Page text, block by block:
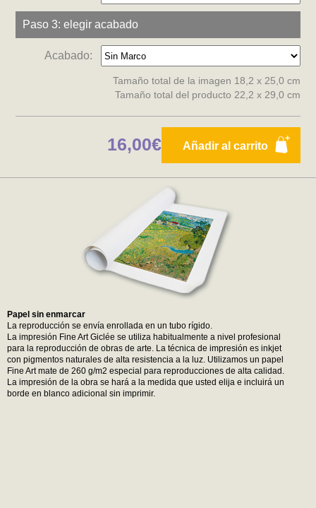
Paso 3: elegir acabado
Acabado:
Tamaño total de la imagen 18,2 x 25,0 cm
Tamaño total del producto 22,2 x 29,0 cm
Añadir al carrito
16,00€
Papel sin enmarcar
La reproducción se envía enrollada en un tubo rígido.
La impresión Fine Art Giclée se utiliza habitualmente a nivel profesional
para la reproducción de obras de arte. La técnica de impresión es inkjet
con pigmentos naturales de alta resistencia a la luz. Utilizamos un papel
Fine Art mate de 260 g/m2 especial para reproducciones de alta calidad.
La impresión de la obra se hará a la medida que usted elija e incluirá un
borde en blanco adicional sin imprimir.